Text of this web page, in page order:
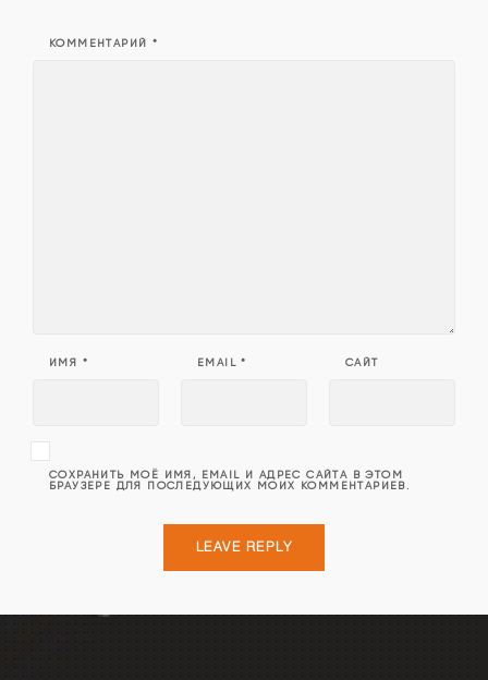
КОММЕНТАРИЙ *
ИМЯ * EMAIL* САЙТ
СОХРАНИТЬ МОЁ ИМЯ, EMAIL И АДРЕС САЙТА В ЭТОМ
БРАУЗЕРЕ ДЛЯ ПОСЛЕДУЮЩИХ МОИХ КОММЕНТАРИЕВ.